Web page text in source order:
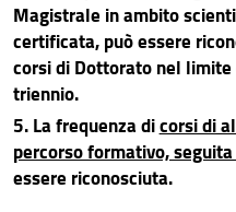
Magistrale in ambito
certificata, può essere
corsi di Dottorato nel
triennio.
5. La frequenza dicorsi di
percorso formativo,
essere riconosciuta.